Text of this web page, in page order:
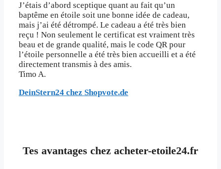
J’étais d’abord sceptique quant au fait qu’un
baptême en étoile soit une bonne idée de cadeau,
mais j’ai été détrompé. Le cadeau a été très bien
reçu ! Non seulement le certificat est vraiment très
beau et de grande qualité, mais le code QR pour
l’étoile personnelle a été très bien accueilli et a été
directement transmis à des amis.
Timo A.
DeinStern24 chez Shopvote.de
Tes avantages chez acheter-etoile24.fr